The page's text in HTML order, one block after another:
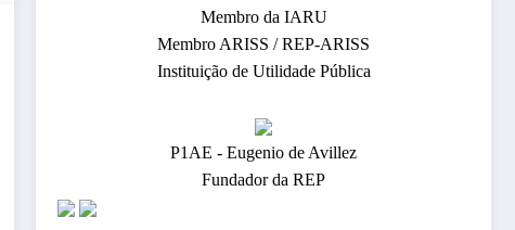
Membro da IARU
Membro ARISS / REP-ARISS
Instituição de Utilidade Pública
P1AE - Eugenio de Avillez
Fundador da REP